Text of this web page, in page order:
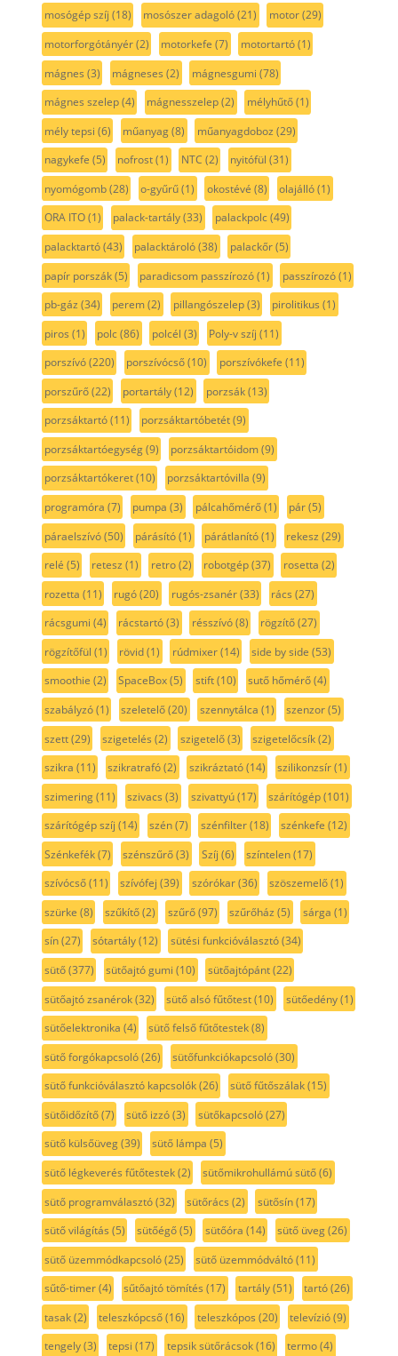
mosógép szíj (18) mosószer adagoló(21) motor(29)
motorforgótányér(2) motorkefe (7) motortartó(1)
mágnes (3) mágneses (2) mágnesgumi (78)
mágnes szelep(4) mágnesszelep(2) mélyhűtő(1)
mély tepsi (6) műanyag(8) műanyagdoboz (29)
nagykefe (5) nofrost(1) NTC (2) nyitófül (31)
nyomógomb(28) o-gyűrű(1) okostévé (8) olajálló(1)
ORA ITO(1) palack-tartály(33) palackpolc(49)
palacktartó(43) palacktároló(38) palackőr(5)
papír porszák(5) paradicsom passzírozó(1) passzírozó(1)
pb-gáz (34) perem(2) pillangószelep(3) pirolitikus (1)
piros (1) polc(86) polcél (3) Poly-v szíj (11)
porszívó(220) porszívócső(10) porszívókefe (11)
porszűrő(22) portartály(12) porzsák(13)
porzsáktartó(11) porzsáktartóbetét(9)
porzsáktartóegység(9) porzsáktartóidom(9)
porzsáktartókeret(10) porzsáktartóvilla (9)
programóra (7) pumpa (3) pálcahőmérő(1) pár(5)
páraelszívó(50) párásító(1) párátlanító(1) rekesz (29)
relé (5) retesz (1) retro(2) robotgép(37) rosetta (2)
rozetta (11) rugó(20) rugós-zsanér(33) rács (27)
rácsgumi (4) rácstartó(3) résszívó(8) rögzítő(27)
rögzítőfül (1) rövid(1) rúdmixer(14) side by side (53)
smoothie (2) SpaceBox(5) stift(10) sutő hőmérő(4)
szabályzó(1) szeletelő(20) szennytálca (1) szenzor(5)
szett(29) szigetelés (2) szigetelő(3) szigetelőcsík(2)
szikra (11) szikratrafó(2) szikráztató(14) szilikonzsír(1)
szimering(11) szivacs (3) szivattyú(17) szárítógép(101)
szárítógép szíj (14) szén(7) szénfilter(18) szénkefe (12)
Szénkefék(7) szénszűrő(3) Szíj (6) színtelen(17)
szívócső(11) szívófej (39) szórókar(36) szöszemelő(1)
szürke (8) szűkítő(2) szűrő(97) szűrőház (5) sárga (1)
sín(27) sótartály(12) sütési funkcióválasztó(34)
sütő(377) sütőajtó gumi (10) sütőajtópánt(22)
sütőajtó zsanérok(32) sütő alsó fűtőtest(10) sütőedény(1)
sütőelektronika (4) sütő felső fűtőtestek(8)
sütő forgókapcsoló(26) sütőfunkciókapcsoló(30)
sütő funkcióválasztó kapcsolók(26) sütő fűtőszálak(15)
sütőidőzítő(7) sütő izzó(3) sütőkapcsoló(27)
sütő külsőüveg(39) sütő lámpa (5)
sütő légkeverés fűtőtestek(2) sütőmikrohullámú sütő(6)
sütő programválasztó(32) sütőrács (2) sütősín(17)
sütő világítás (5) sütőégő(5) sütőóra (14) sütő üveg(26)
sütő üzemmódkapcsoló(25) sütő üzemmódváltó(11)
sűtő-timer(4) sűtőajtó tömítés (17) tartály(51) tartó(26)
tasak(2) teleszkópcső(16) teleszkópos (20) televízió(9)
tengely(3) tepsi (17) tepsik sütőrácsok(16) termo(4)